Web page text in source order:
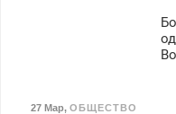
27 Мар, ОБЩЕСТВО